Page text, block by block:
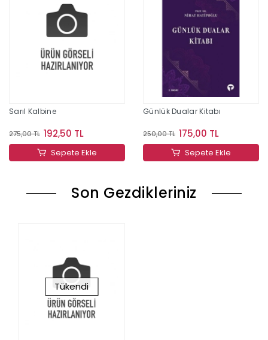
Sarıl Kalbine
275,00 TL 192,50 TL
Sepete Ekle
Günlük Dualar Kitabı
250,00 TL 175,00 TL
Sepete Ekle
Son Gezdikleriniz
Tükendi